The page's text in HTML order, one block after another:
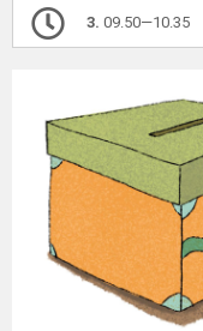
3. 09.50—10.35